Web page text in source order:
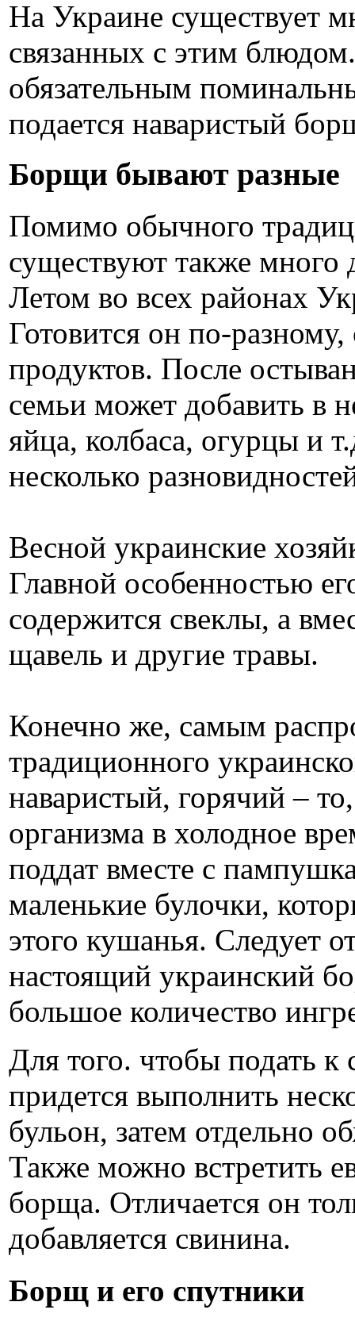
На Украине существует
связанных с этим
обязательным
подается наваристый
Борщи бывают разные
Помимо обычного
существуют также много
Летом во всех районах
Готовится он по-
продуктов. После
семьи может добавить в
яйца, колбаса, огурцы и
несколько
Весной украинские
Главной особенностью
содержится свеклы, а
щавель и другие травы.
Конечно же, самым
традиционного
наваристый, горячий –
организма в холодное
поддат вместе с
маленькие булочки,
этого кушанья. Следует
настоящий украинский
большое количество
Для того. чтобы подать к
придется выполнить
бульон, затем отдельно
Также можно встретить
борща. Отличается он
добавляется свинина.
Борщ и его спутники